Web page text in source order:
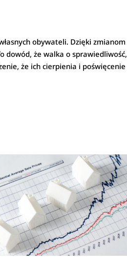
obywateli. Dzięki zmianom
dowód, że walka o sprawiedliwość,
że ich cierpienia i poświęcenie